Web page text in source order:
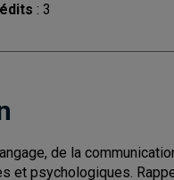
: 3
de la
et psychologiques.